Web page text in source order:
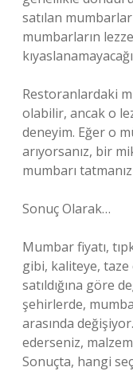
satılan
mumbarların
Restoranlardaki
olabilir, ancak o
deneyim. Eğer o
arıyorsanız, bir
mumbarı
Sonuç Olarak…
Mumbar fiyatı,
gibi, kaliteye, taze
satıldığına göre
şehirlerde,
arasında
ederseniz,
Sonuçta, hangi